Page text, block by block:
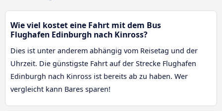
Wie viel kostet eine Fahrt mit dem Bus
Flughafen Edinburgh nach Kinross?
Dies ist unter anderem abhängig vom Reisetag und der
Uhrzeit. Die günstigste Fahrt auf der Strecke Flughafen
Edinburgh nach Kinross ist bereits ab zu haben. Wer
vergleicht kann Bares sparen!